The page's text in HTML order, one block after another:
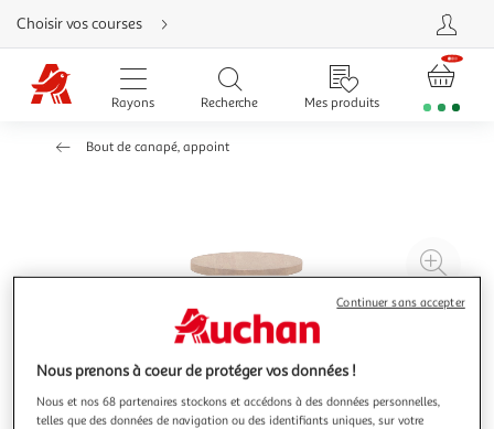
Aller
directement
au
contenu
Aller
directement
Aller
rubrique
Choisir vos courses
Rayons Recherche Mes produits
Bout de canapé, appoint
à
Nous prenons à coeur de protéger vos données !
Nous et nos 68 partenaires stockons et accédons à des données personnelles,
telles que des données de navigation ou des identifiants uniques, sur votre
Continuer sans accepter